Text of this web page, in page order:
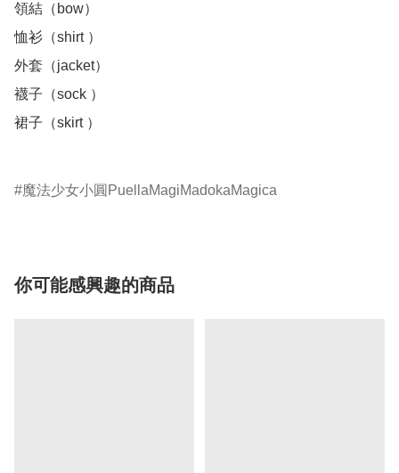
領結（bow）
恤衫（shirt ）
外套（jacket）
襪子（sock ）
裙子（skirt ）
魔法少女小圓PuellaMagiMadokaMagica
你可能感興趣的商品